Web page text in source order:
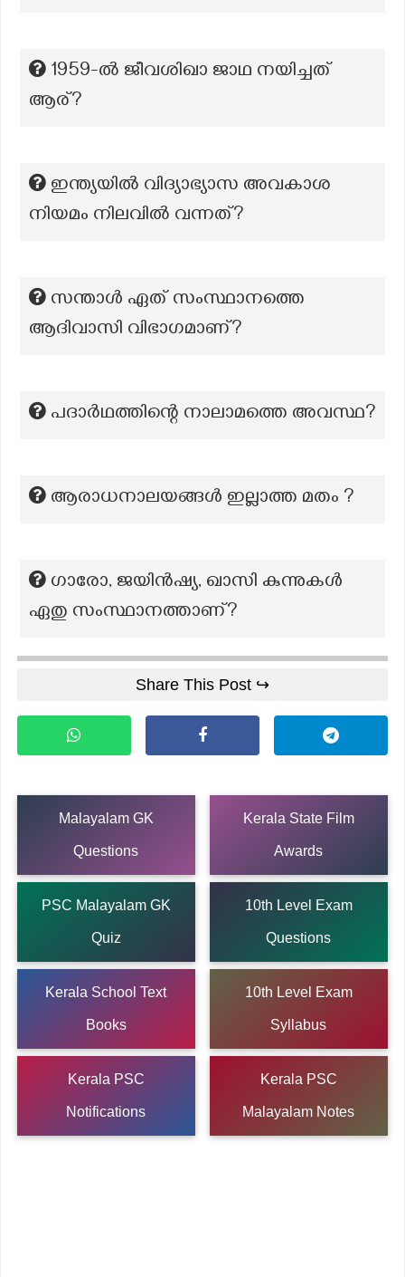
1959-ൽ ജീവശിഖാ ജാഥ നയിച്ചത്
ആര്?
ഇന്ത്യയിൽ വിദ്യാഭ്യാസ അവകാശ
നിയമം നിലവിൽ വന്നത്?
സന്താൾ ഏത് സംസ്ഥാനത്തെ
ആദിവാസി വിഭാഗമാണ്?
പദാർഥത്തിന്റെ നാലാമത്തെ അവസ്ഥ?
ആരാധനാലയങ്ങൾ ഇല്ലാത്ത മതം ?
ഗാരോ, ജയിൻഷ്യ, ഖാസി കുന്നുകൾ
ഏതു സംസ്ഥാനത്താണ്?
Share This Post ↪
Malayalam GK
Questions
Kerala State Film
Awards
PSC Malayalam GK
Quiz
10th Level Exam
Questions
Kerala School Text
Books
10th Level Exam
Syllabus
Kerala PSC
Notifications
Kerala PSC
Malayalam Notes